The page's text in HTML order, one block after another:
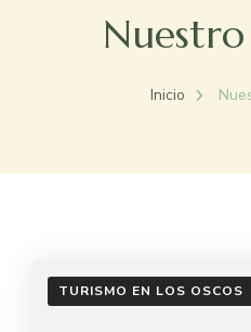
Inicio
TURISMO EN LOS OSCOS